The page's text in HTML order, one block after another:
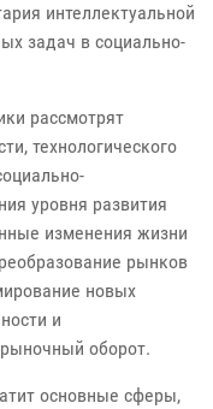
интеллектуальной
задач в социально-
рассмотрят
технологического
уровня развития
изменения жизни
рынков
новых
и
оборот.
основные сферы,